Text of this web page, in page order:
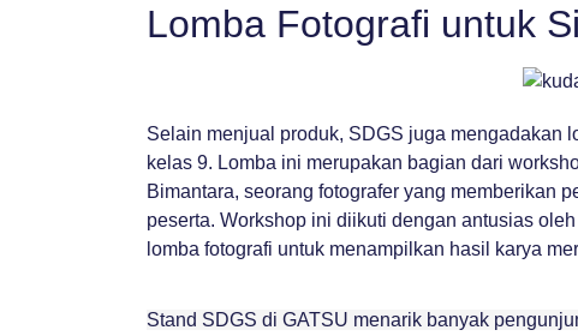
Lomba Fotografi untuk
Selain menjual produk, SDGS juga mengadakan
kelas 9. Lomba ini merupakan bagian dari
Bimantara, seorang fotografer yang memberikan
peserta. Workshop ini diikuti dengan antusias
lomba fotografi untuk menampilkan hasil karya
Stand SDGS di GATSU menarik banyak